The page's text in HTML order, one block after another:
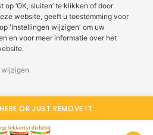
OR JUST REMOVE IT...
‘OK, sluiten’ te klikken of door
website, geeft u toestemming voor
'Instellingen wijzigen' om uw
en voor meer informatie over het
wijzigen